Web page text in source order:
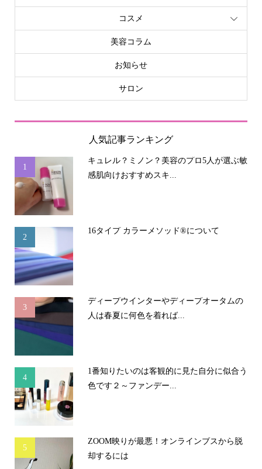
コスメ
美容コラム
お知らせ
サロン
人気記事ランキング
1
キュレル？ミノン？美容のプロ5人が選ぶ敏
感肌向けおすすめスキ...
2
16タイプ カラーメソッド®について
3
ディープウインターやディープオータムの
人は春夏に何色を着れば...
4
1番知りたいのは客観的に見た自分に似合う
色です２～ファンデー...
5
ZOOM映りが最悪！オンラインブスから脱
却するには